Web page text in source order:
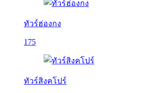
ทัวร์ฮ่องกง
175
ทัวร์สิงคโปร์